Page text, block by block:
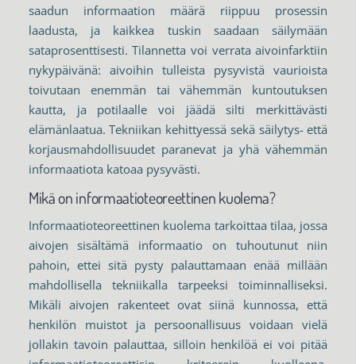
saadun informaation määrä riippuu prosessin
laadusta, ja kaikkea tuskin saadaan säilymään
sataprosenttisesti. Tilannetta voi verrata aivoinfarktiin
nykypäivänä: aivoihin tulleista pysyvistä vaurioista
toivutaan enemmän tai vähemmän kuntoutuksen
kautta, ja potilaalle voi jäädä silti merkittävästi
elämänlaatua. Tekniikan kehittyessä sekä säilytys- että
korjausmahdollisuudet paranevat ja yhä vähemmän
informaatiota katoaa pysyvästi.
Mikä on informaatioteoreettinen kuolema?
Informaatioteoreettinen kuolema tarkoittaa tilaa, jossa
aivojen sisältämä informaatio on tuhoutunut niin
pahoin, ettei sitä pysty palauttamaan enää millään
mahdollisella tekniikalla tarpeeksi toiminnalliseksi.
Mikäli aivojen rakenteet ovat siinä kunnossa, että
henkilön muistot ja persoonallisuus voidaan vielä
jollakin tavoin palauttaa, silloin henkilöä ei voi pitää